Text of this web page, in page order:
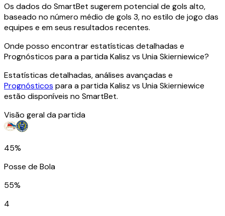
Os dados do SmartBet sugerem potencial de gols alto,
baseado no número médio de gols 3, no estilo de jogo das
equipes e em seus resultados recentes.
Onde posso encontrar estatísticas detalhadas e
Prognósticos para a partida Kalisz vs Unia Skierniewice?
Estatísticas detalhadas, análises avançadas e
Prognósticos para a partida Kalisz vs Unia Skierniewice
estão disponíveis no SmartBet.
Visão geral da partida
45%
Posse de Bola
55%
4